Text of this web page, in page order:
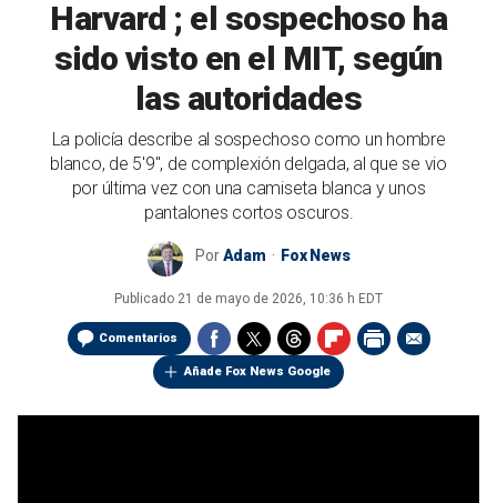
Harvard ; el sospechoso ha
sido visto en el MIT, según
las autoridades
La policía describe al sospechoso como un hombre
blanco, de 5'9", de complexión delgada, al que se vio
por última vez con una camiseta blanca y unos
pantalones cortos oscuros.
PorAdam Fox News
Publicado 21 de mayo de 2026, 10:36 h EDT
Comentarios
Añade Fox News Google